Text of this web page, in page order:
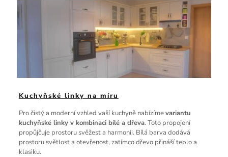
Kuchyňské linky na míru
Pro čistý a moderní vzhled vaší kuchyně nabízímevariantu
kuchyňské linky v kombinaci bílé a dřeva. Toto propojení
propůjčuje prostoru svěžest a harmonii. Bílá barva dodává
prostoru světlost a otevřenost, zatímco dřevo přináší teplo a
klasiku.